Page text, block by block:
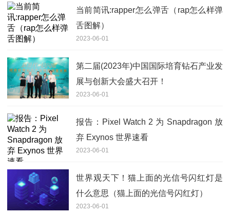
当前简讯:rapper怎么弹舌（rap怎么样弹
舌图解）
2023-06-01
第二届(2023年)中国国际培育钻石产业发
展与创新大会盛大召开！
2023-06-01
报告：Pixel Watch 2 为 Snapdragon 放
弃 Exynos 世界速看
2023-06-01
世界观天下！猫上面的光信号闪红灯是
什么意思（猫上面的光信号闪红灯）
2023-06-01